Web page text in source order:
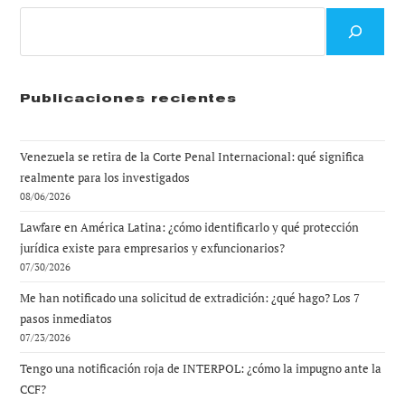
Publicaciones recientes
Venezuela se retira de la Corte Penal Internacional: qué significa
realmente para los investigados
08/06/2026
Lawfare en América Latina: ¿cómo identificarlo y qué protección
jurídica existe para empresarios y exfuncionarios?
07/30/2026
Me han notificado una solicitud de extradición: ¿qué hago? Los 7
pasos inmediatos
07/23/2026
Tengo una notificación roja de INTERPOL: ¿cómo la impugno ante la
CCF?